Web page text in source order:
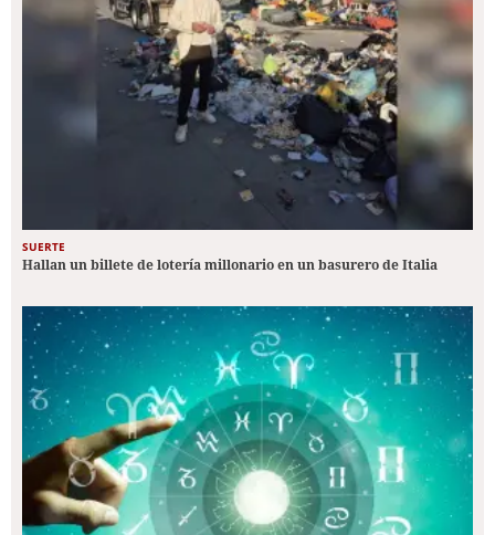
SUERTE
Hallan un billete de lotería millonario en un basurero de Italia